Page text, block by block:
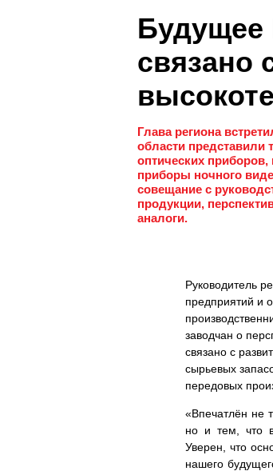
Будущее
связано
Глава региона
области представили
оптических
приборы ночного
совещание с
продукции,
аналоги.
Руководитель
предприятий и
заводчан о
связано с
сырьевых
передовых
«Впечатлён не
но и тем, что
Уверен, что
нашего